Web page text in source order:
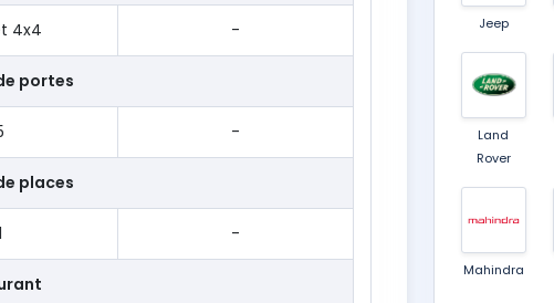
4x4 -
portes
-
places
-
Jeep
Land
Rover
Mahindra